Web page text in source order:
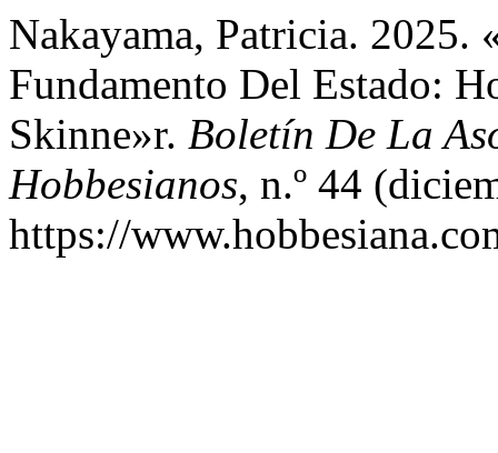
Nakayama, Patricia. 2025.
Fundamento Del Estado:
Skinne»r. Boletín De La
Hobbesianos, n.º 44
https://